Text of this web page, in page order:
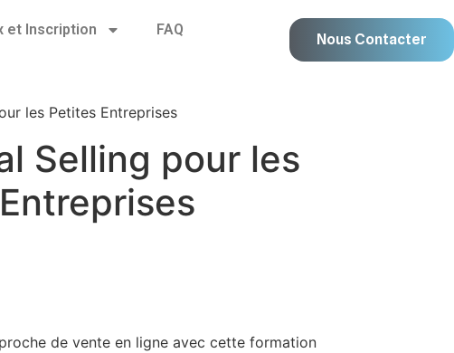
et Inscription FAQ
Nous Contacter
les Petites Entreprises
Selling pour les
de vente en ligne avec cette formation